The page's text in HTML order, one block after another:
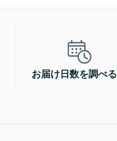
お届け日数を調べる